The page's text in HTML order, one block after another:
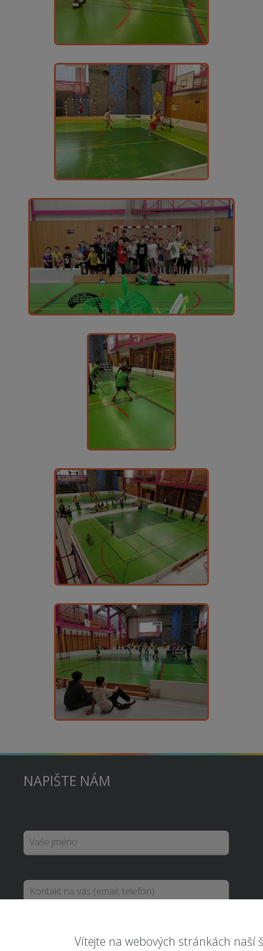
Vítejte na webových stránkách naší
NAPIŠTE NÁM